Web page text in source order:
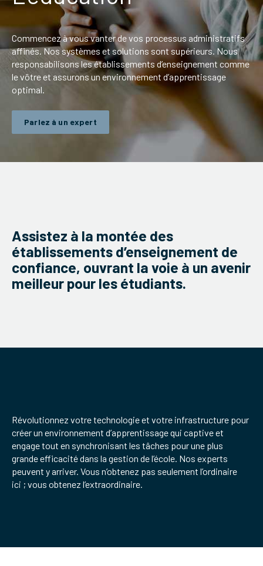
ServiceHub
Recherche
Commencez à vous vanter de vos processus administratifs
affinés. Nos systèmes et solutions sont supérieurs. Nous
responsabilisons les établissements d’enseignement comme
le vôtre et assurons un environnement d’apprentissage
optimal.
Parlez à un expert
Assistez à la montée des
établissements d’enseignement de
confiance, ouvrant la voie à un avenir
meilleur pour les étudiants.
Révolutionnez votre technologie et votre infrastructure pour
créer un environnement d’apprentissage qui captive et
engage tout en synchronisant les tâches pour une plus
grande efficacité dans la gestion de l’école. Nos experts
peuvent y arriver. Vous n’obtenez pas seulement l’ordinaire
ici ; vous obtenez l’extraordinaire.